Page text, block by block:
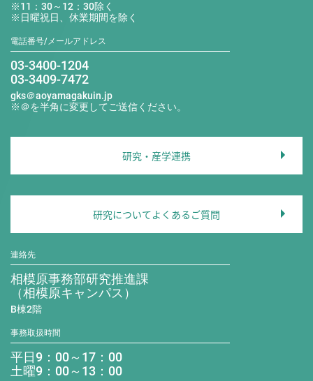
※11：30～12：30除く
※日曜祝日、休業期間を除く
電話番号/メールアドレス
03-3400-1204
03-3409-7472
gks＠aoyamagakuin.jp
※＠を半角に変更してご送信ください。
研究・産学連携
研究についてよくあるご質問
連絡先
相模原事務部研究推進課
（相模原キャンパス）
B棟2階
事務取扱時間
平日9：00～17：00
土曜9：00～13：00